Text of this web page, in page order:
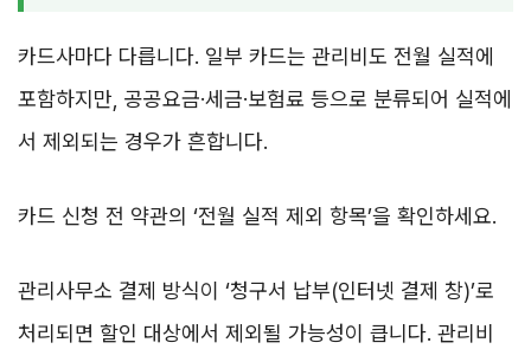
카드사마다 다릅니다. 일부 카드는 관리비도 전월 실적에
포함하지만, 공공요금·세금·보험료 등으로 분류되어 실적에
서 제외되는 경우가 흔합니다.
카드 신청 전 약관의 ‘전월 실적 제외 항목’을 확인하세요.
관리사무소 결제 방식이 ‘청구서 납부(인터넷 결제 창)’로
처리되면 할인 대상에서 제외될 가능성이 큽니다. 관리비